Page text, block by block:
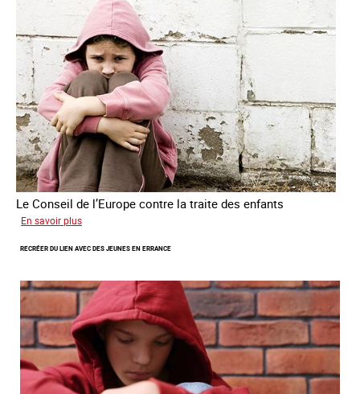
de
traite
des
êtres
humains
Le Conseil de l’Europe contre la traite des enfants
En savoir plus
forcé
d’Ukraine
RECRÉER DU LIEN AVEC DES JEUNES EN ERRANCE